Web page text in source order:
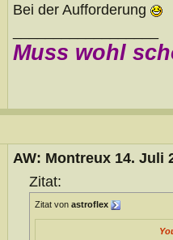
Bei der Aufforderung
Muss wohl
AW: Montreux 14. Juli
Zitat:
Zitat von astroflex